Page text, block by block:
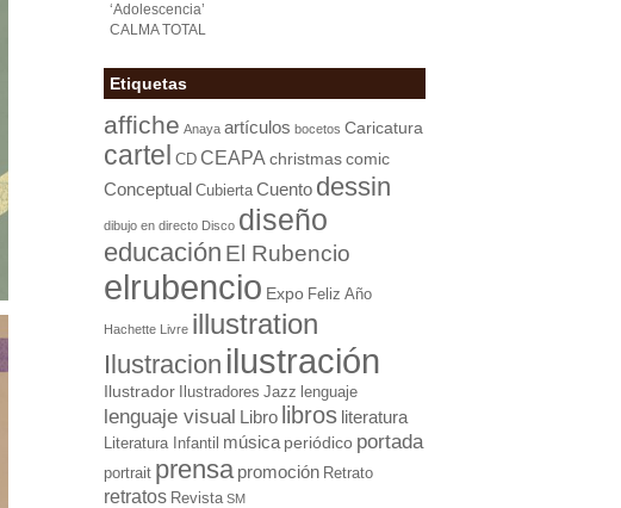
‘Adolescencia’
CALMA TOTAL
Etiquetas
affiche Anaya artículos bocetos Caricatura
cartel CD CEAPA christmas comic
Conceptual Cubierta Cuento dessin
dibujo en directo Disco diseño
educación El Rubencio
elrubencio Expo Feliz Año
Hachette Livre illustration
Ilustracion ilustración
Ilustrador Ilustradores Jazz lenguaje
lenguaje visual Libro libros literatura
Literatura Infantil música periódico portada
portrait prensa promoción Retrato
retratos Revista SM